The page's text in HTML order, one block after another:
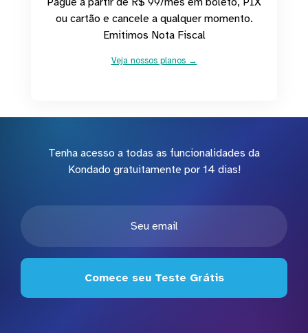
ou cartão e cancele a qualquer momento.
Emitimos Nota Fiscal
Veja nossos planos →
Tenha acesso a todas as funcionalidades da
Kondado gratuitamente por 14 dias!
Comece seu Teste Grátis